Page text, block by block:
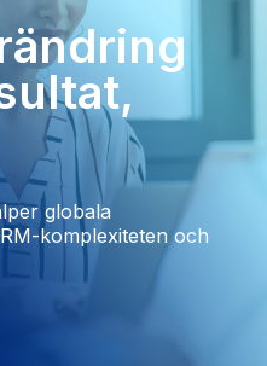
globala
komplexiteten och